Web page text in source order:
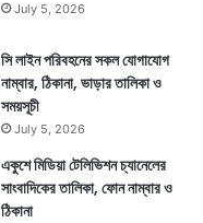
July 5, 2026
সি লাইন পরিবহনের সকল যোগাযোগ
নাম্বার, ঠিকানা, ভাড়ার তালিকা ও
সময়সূচী
July 5, 2026
একুশে মিডিয়া টেলিভিশন চ্যানেলের
সাংবাদিকের তালিকা, ফোন নাম্বার ও
ঠিকানা